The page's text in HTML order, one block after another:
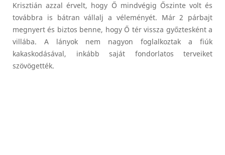
Krisztián azzal érvelt, hogy Ő mindvégig Őszinte volt és
továbbra is bátran vállalj a véleményét. Már 2 párbajt
megnyert és biztos benne, hogy Ő tér vissza győztesként a
villába. A lányok nem nagyon foglalkoztak a fiúk
kakaskodásával, inkább saját fondorlatos terveiket
szövögették.